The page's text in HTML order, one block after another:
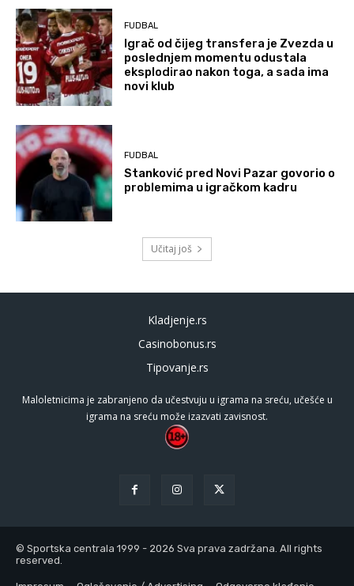
FUDBAL
Igrač od čijeg transfera je Zvezda u
poslednjem momentu odustala
eksplodirao nakon toga, a sada ima
novi klub
FUDBAL
Stanković pred Novi Pazar govorio o
problemima u igračkom kadru
Učitaj još
Kladjenje.rs
Casinobonus.rs
Tipovanje.rs
Maloletnicima je zabranjeno da učestvuju u igrama na sreću, učešće u
igrama na sreću može izazvati zavisnost.
© Sportska centrala 1999 - 2026 Sva prava zadržana. All rights
reserved.